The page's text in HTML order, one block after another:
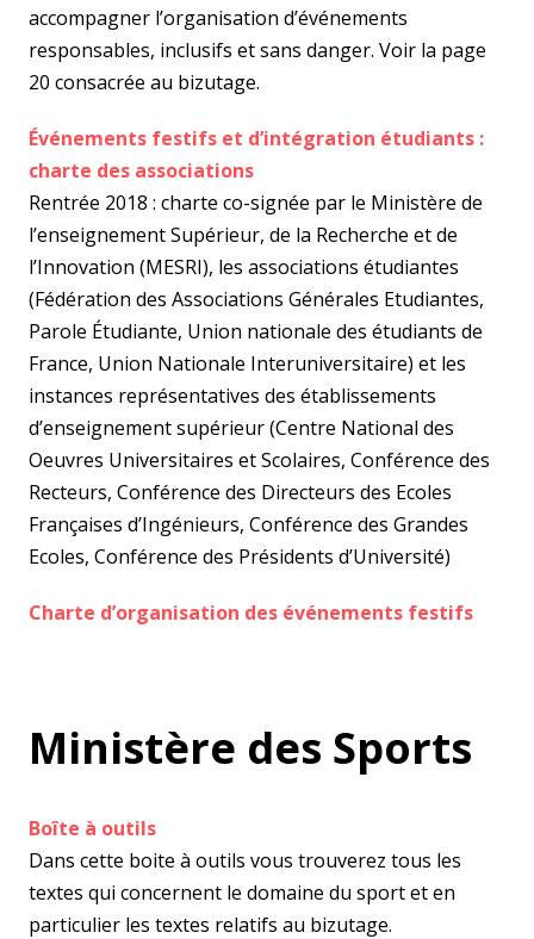
accompagner l’organisation d’événements
responsables, inclusifs et sans danger. Voir la page
20 consacrée au bizutage.
Événements festifs et d’intégration étudiants :
charte des associations
Rentrée 2018 : charte co-signée par le Ministère de
l’enseignement Supérieur, de la Recherche et de
l’Innovation (MESRI), les associations étudiantes
(Fédération des Associations Générales Etudiantes,
Parole Étudiante, Union nationale des étudiants de
France, Union Nationale Interuniversitaire) et les
instances représentatives des établissements
d’enseignement supérieur (Centre National des
Oeuvres Universitaires et Scolaires, Conférence des
Recteurs, Conférence des Directeurs des Ecoles
Françaises d’Ingénieurs, Conférence des Grandes
Ecoles, Conférence des Présidents d’Université)
Charte d’organisation des événements festifs
Ministère des Sports
Boîte à outils
Dans cette boite à outils vous trouverez tous les
textes qui concernent le domaine du sport et en
particulier les textes relatifs au bizutage.